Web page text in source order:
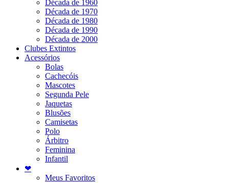
Década de 1960
Década de 1970
Década de 1980
Década de 1990
Década de 2000
Clubes Extintos
Acessórios
Bolas
Cachecóis
Mascotes
Segunda Pele
Jaquetas
Blusões
Camisetas
Polo
Árbitro
Feminina
Infantil
❤
Meus Favoritos